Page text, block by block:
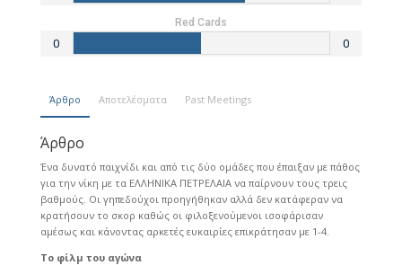
Red Cards
0 0
Άρθρο Αποτελέσματα Past Meetings
Άρθρο
Ένα δυνατό παιχνίδι και από τις δύο ομάδες που έπαιξαν με πάθος
για την νίκη με τα ΕΛΛΗΝΙΚΑ ΠΕΤΡΕΛΑΙΑ να παίρνουν τους τρεις
βαθμούς. Οι γηπεδούχοι προηγήθηκαν αλλά δεν κατάφεραν να
κρατήσουν το σκορ καθώς οι φιλοξενούμενοι ισοφάρισαν
αμέσως και κάνοντας αρκετές ευκαιρίες επικράτησαν με 1-4.
Το φίλμ του αγώνα